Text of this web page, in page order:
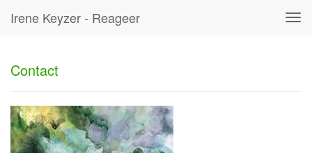
Irene Keyzer - Reageer
Contact